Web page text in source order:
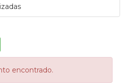
encontrado.